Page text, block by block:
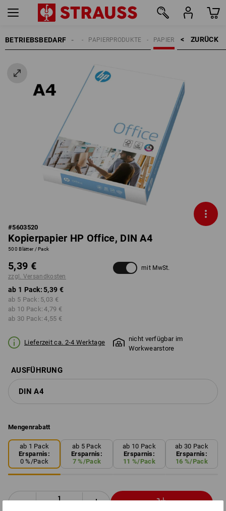
BETRIEBSBEDARF ZURÜCK    >
PAPIER
PAPIERPRODUKTE
BÜROBEDARF
#5603520
Kopierpapier HP Office, DIN A4
500 Blätter / Pack
5,39 €
zzgl. Versandkosten
mit MwSt.
ab 1 Pack:5,39 €
ab 5 Pack: 5,03 €
ab 10 Pack: 4,79 €
ab 30 Pack: 4,55 €
Lieferzeit ca. 2-4 Werktage
nicht verfügbar im
Workwearstore
AUSFÜHRUNG
DIN A4
Mengenrabatt
ab 1 Pack
Ersparnis:
0 %/Pack
ab 5 Pack
Ersparnis:
7 %/Pack
ab 10 Pack
Ersparnis:
11 %/Pack
ab 30 Pack
Ersparnis:
16 %/Pack